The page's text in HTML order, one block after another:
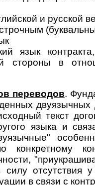
и русской
язык
стороны в
переводов.
двуязычных
текст
языка и
конкретному
отсутствия
в связи с